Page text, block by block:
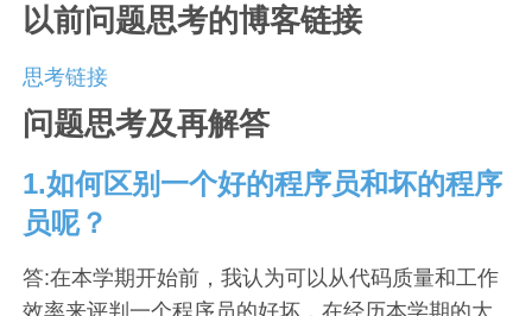
以前问题思考的博客链接
思考链接
问题思考及再解答
1.如何区别一个好的程序员和坏的程序
员呢？
答:在本学期开始前，我认为可以从代码质量和工作
效率来评判一个程序员的好坏，在经历本学期的大